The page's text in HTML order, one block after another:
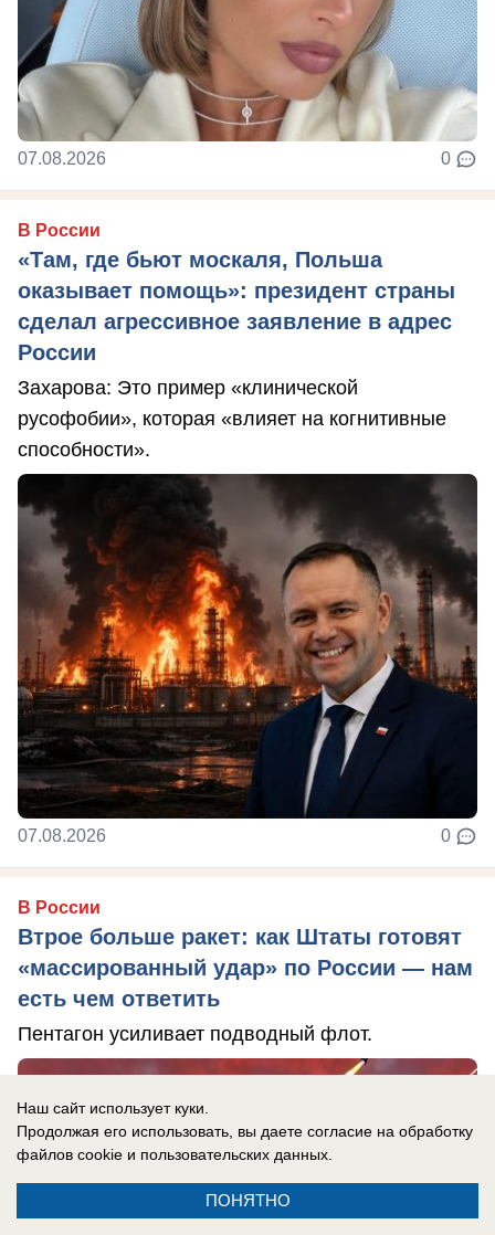
07.08.2026 0
В России
«Там, где бьют москаля, Польша
оказывает помощь»: президент страны
сделал агрессивное заявление в адрес
России
Захарова: Это пример «клинической
русофобии», которая «влияет на когнитивные
способности».
07.08.2026 0
В России
Втрое больше ракет: как Штаты готовят
«массированный удар» по России — нам
есть чем ответить
Пентагон усиливает подводный флот.
Наш сайт использует куки.
Продолжая его использовать, вы даете согласие на обработку
файлов cookie и пользовательских данных.
ПОНЯТНО